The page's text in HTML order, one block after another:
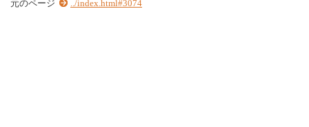
元のページ ../index.html#3074